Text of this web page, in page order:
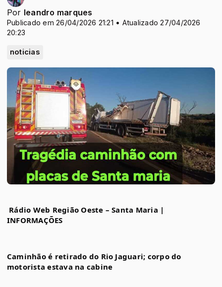
Por leandro marques
Publicado em 26/04/2026 21:21 • Atualizado 27/04/2026
20:23
noticias
Rádio Web Região Oeste – Santa Maria |
INFORMAÇÕES
Caminhão é retirado do Rio Jaguari; corpo do
motorista estava na cabine